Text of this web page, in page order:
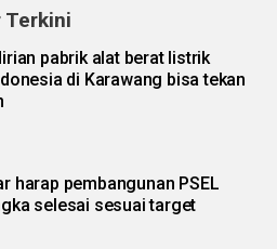
Terkini
pabrik alat berat listrik
di Karawang bisa tekan
harap pembangunan PSEL
selesai sesuai target